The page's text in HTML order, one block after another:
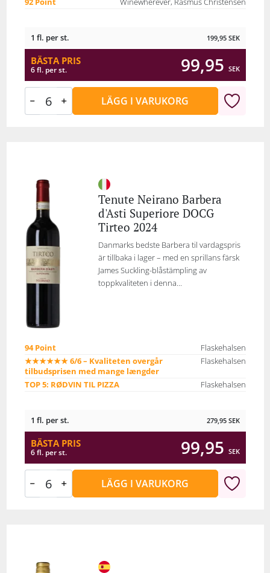
92 Point
Winewherever, Rasmus Christensen
1 fl. per st. 199,95 SEK
BÄSTA PRIS
6 fl. per st. 99,95 SEK
LÄGG I VARUKORG
Tenute Neirano Barbera
d'Asti Superiore DOCG
Tirteo 2024
Danmarks bedste Barbera til vardagspris
är tillbaka i lager – med en sprillans färsk
James Suckling-blåstämpling av
toppkvaliteten i denna...
94 Point
Flaskehalsen
★★★★★★ 6/6 – Kvaliteten overgår
tilbudsprisen med mange længder
Flaskehalsen
TOP 5: RØDVIN TIL PIZZA Flaskehalsen
1 fl. per st. 279,95 SEK
BÄSTA PRIS
6 fl. per st. 99,95 SEK
LÄGG I VARUKORG